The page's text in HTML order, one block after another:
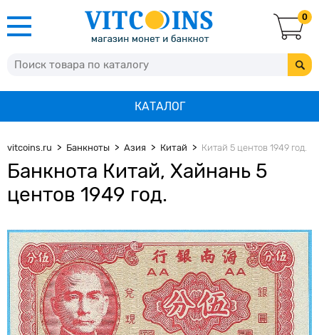
0
КАТАЛОГ
vitcoins.ru Банкноты Азия Китай Китай 5 центов 1949 год.
Банкнота Китай, Хайнань 5
центов 1949 год.